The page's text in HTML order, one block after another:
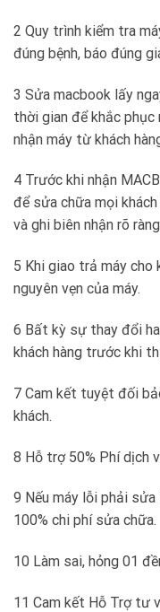
2 Quy trình kiểm tra
đúng bệnh, báo đúng
3 Sửa macbook lấy
thời gian để khắc
nhận máy từ khách
4 Trước khi nhận
để sửa chữa mọi
và ghi biên nhận rõ
5 Khi giao trả máy cho
nguyên vẹn của máy.
6 Bất kỳ sự thay đổi
khách hàng trước khi
7 Cam kết tuyệt đối
khách.
8 Hỗ trợ 50% Phí dịch
9 Nếu máy lỗi phải
100% chi phí sửa chữa.
10 Làm sai, hỏng 01
11 Cam kết Hỗ Trợ tư